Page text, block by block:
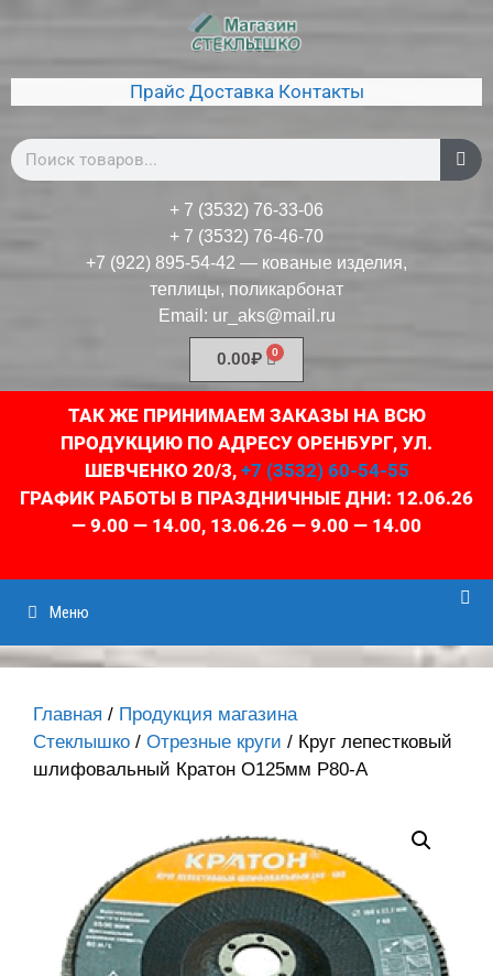
Прайс Доставка Контакты
+ 7 (3532) 76-33-06
+ 7 (3532) 76-46-70
+7 (922) 895-54-42 — кованые изделия,
теплицы, поликарбонат
Email: ur_aks@mail.ru
0.00₽
ТАК ЖЕ ПРИНИМАЕМ ЗАКАЗЫ НА ВСЮ
ПРОДУКЦИЮ ПО АДРЕСУ ОРЕНБУРГ, УЛ.
ШЕВЧЕНКО 20/3, +7 (3532) 60-54-55
ГРАФИК РАБОТЫ В ПРАЗДНИЧНЫЕ ДНИ: 12.06.26
— 9.00 — 14.00, 13.06.26 — 9.00 — 14.00
Меню
Главная / Продукция магазина
Стеклышко / Отрезные круги / Круг лепестковый
шлифовальный Кратон О125мм P80-А